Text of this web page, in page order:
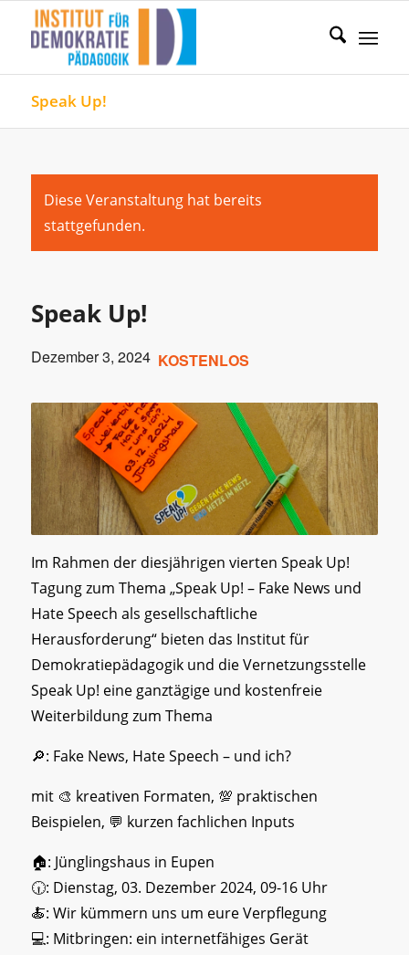
Speak Up!
Diese Veranstaltung hat bereits
stattgefunden.
Speak Up!
Dezember 3, 2024 KOSTENLOS
Im Rahmen der diesjährigen vierten Speak Up!
Tagung zum Thema „Speak Up! – Fake News und
Hate Speech als gesellschaftliche
Herausforderung“ bieten das Institut für
Demokratiepädagogik und die Vernetzungsstelle
Speak Up! eine ganztägige und kostenfreie
Weiterbildung zum Thema
🔎: Fake News, Hate Speech – und ich?
mit 🎨 kreativen Formaten, 💯 praktischen
Beispielen, 💬 kurzen fachlichen Inputs
🏠: Jünglingshaus in Eupen
🕡: Dienstag, 03. Dezember 2024, 09-16 Uhr
🍝: Wir kümmern uns um eure Verpflegung
💻: Mitbringen: ein internetfähiges Gerät